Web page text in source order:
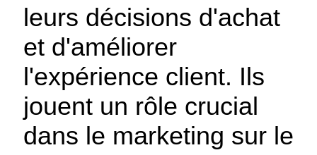
leurs décisions d'achat
et d'améliorer
l'expérience client. Ils
jouent un rôle crucial
dans le marketing sur le